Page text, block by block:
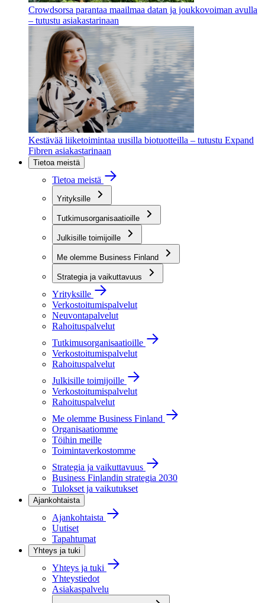
Crowdsorsa parantaa maailmaa datan ja joukkovoiman avulla
– tutustu asiakastarinaan
Kestävää liiketoimintaa uusilla biotuotteilla – tutustu Expand
Fibren asiakastarinaan
Tietoa meistä
Tietoa meistä
Yrityksille
Tutkimusorganisaatioille
Julkisille toimijoille
Me olemme Business Finland
Strategia ja vaikuttavuus
Yrityksille
Verkostoitumispalvelut
Neuvontapalvelut
Rahoituspalvelut
Tutkimusorganisaatioille
Verkostoitumispalvelut
Rahoituspalvelut
Julkisille toimijoille
Verkostoitumispalvelut
Rahoituspalvelut
Me olemme Business Finland
Organisaatiomme
Töihin meille
Toimintaverkostomme
Strategia ja vaikuttavuus
Business Finlandin strategia 2030
Tulokset ja vaikutukset
Ajankohtaista
Ajankohtaista
Uutiset
Tapahtumat
Yhteys ja tuki
Yhteys ja tuki
Yhteystiedot
Asiakaspalvelu